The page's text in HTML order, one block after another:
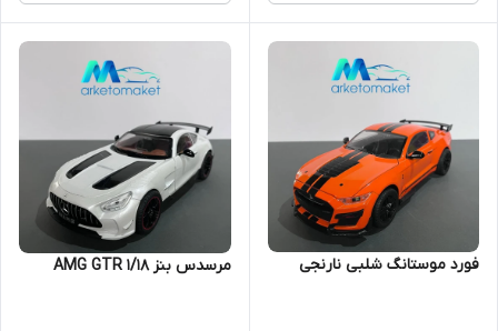
فورد موستانگ شلبی نارنجی مرسدس بنز AMG GTR ۱/۱۸